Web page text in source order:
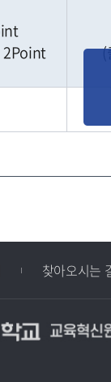
2Point
(
찾아오시는